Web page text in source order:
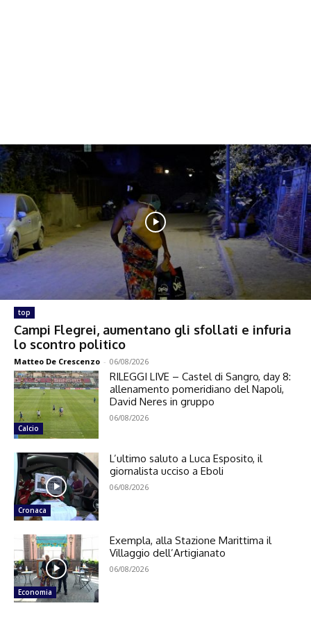
top
Campi Flegrei, aumentano gli sfollati e infuria
lo scontro politico
Matteo De Crescenzo - 06/08/2026
Calcio
RILEGGI LIVE – Castel di Sangro, day 8:
allenamento pomeridiano del Napoli,
David Neres in gruppo
06/08/2026
Cronaca
L’ultimo saluto a Luca Esposito, il
giornalista ucciso a Eboli
06/08/2026
Economia
Exempla, alla Stazione Marittima il
Villaggio dell’Artigianato
06/08/2026